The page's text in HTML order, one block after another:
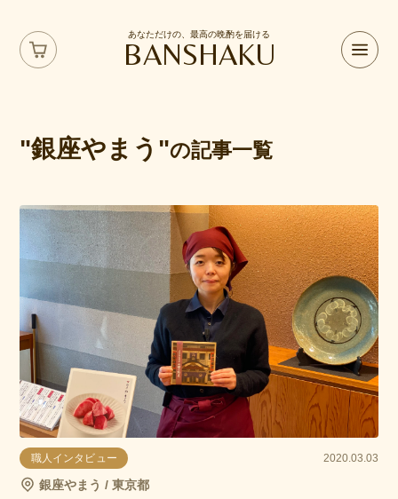
あなただけの、最高の晩酌を届ける
BANSHAKU
"銀座やまう"の記事一覧
職人インタビュー 2020.03.03
銀座やまう / 東京都